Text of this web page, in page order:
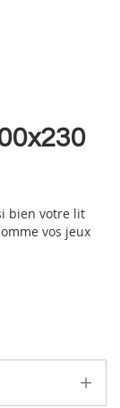
bien votre lit
vos jeux
+